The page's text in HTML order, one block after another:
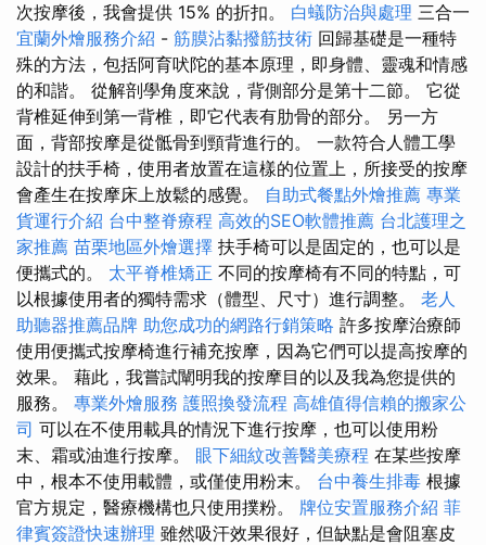
次按摩後，我會提供 15% 的折扣。 白蟻防治與處理 三合一
宜蘭外燴服務介紹 - 筋膜沾黏撥筋技術 回歸基礎是一種特
殊的方法，包括阿育吠陀的基本原理，即身體、靈魂和情感
的和諧。 從解剖學角度來說，背側部分是第十二節。 它從
背椎延伸到第一背椎，即它代表有肋骨的部分。 另一方
面，背部按摩是從骶骨到頸背進行的。 一款符合人體工學
設計的扶手椅，使用者放置在這樣的位置上，所接受的按摩
會產生在按摩床上放鬆的感覺。 自助式餐點外燴推薦 專業
貨運行介紹 台中整脊療程 高效的SEO軟體推薦 台北護理之
家推薦 苗栗地區外燴選擇 扶手椅可以是固定的，也可以是
便攜式的。 太平脊椎矯正 不同的按摩椅有不同的特點，可
以根據使用者的獨特需求（體型、尺寸）進行調整。 老人
助聽器推薦品牌 助您成功的網路行銷策略 許多按摩治療師
使用便攜式按摩椅進行補充按摩，因為它們可以提高按摩的
效果。 藉此，我嘗試闡明我的按摩目的以及我為您提供的
服務。 專業外燴服務 護照換發流程 高雄值得信賴的搬家公
司 可以在不使用載具的情況下進行按摩，也可以使用粉
末、霜或油進行按摩。 眼下細紋改善醫美療程 在某些按摩
中，根本不使用載體，或僅使用粉末。 台中養生排毒 根據
官方規定，醫療機構也只使用撲粉。 牌位安置服務介紹 菲
律賓簽證快速辦理 雖然吸汗效果很好，但缺點是會阻塞皮